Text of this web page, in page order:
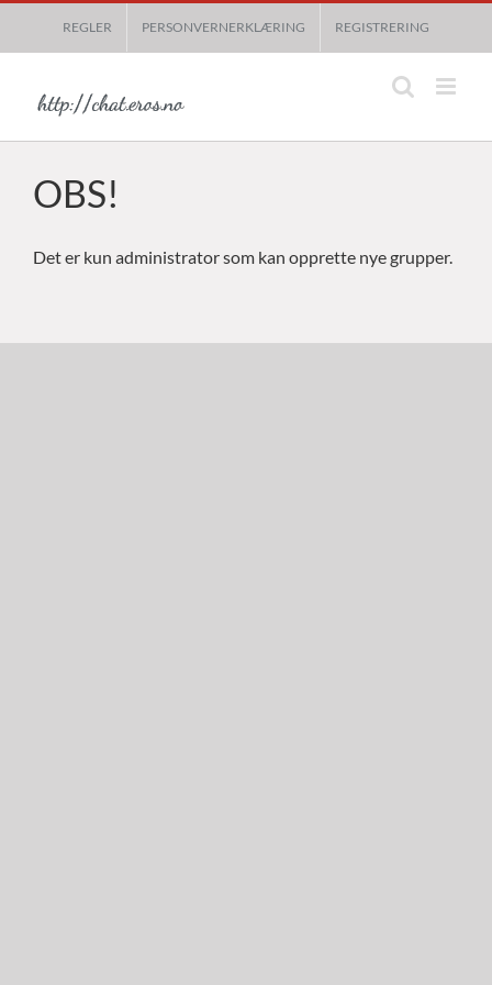
Skip
content
REGLER PERSONVERNERKLÆRING REGISTRERING
OBS!
Det er kun administrator som kan opprette nye grupper.